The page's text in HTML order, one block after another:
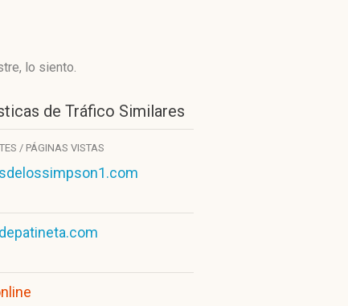
lo siento.
de Tráfico Similares
/ PÁGINAS VISTAS